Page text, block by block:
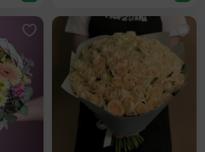
Добавить в избранное